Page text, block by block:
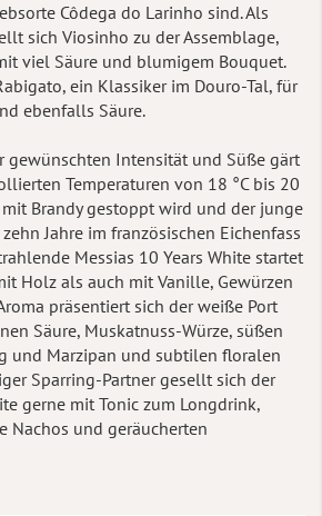
Côdega do Larinho sind. Als
sich Viosinho zu der Assemblage,
viel Säure und blumigem Bouquet.
ein Klassiker im Douro-Tal, für
ebenfalls Säure.
gewünschten Intensität und Süße gärt
Temperaturen von 18 °C bis 20
mit Brandy gestoppt wird und der junge
Jahre im französischen Eichenfass
Messias 10 Years White startet
Holz als auch mit Vanille, Gewürzen
präsentiert sich der weiße Port
Säure, Muskatnuss-Würze, süßen
und Marzipan und subtilen floralen
Sparring-Partner gesellt sich der
gerne mit Tonic zum Longdrink,
Nachos und geräucherten